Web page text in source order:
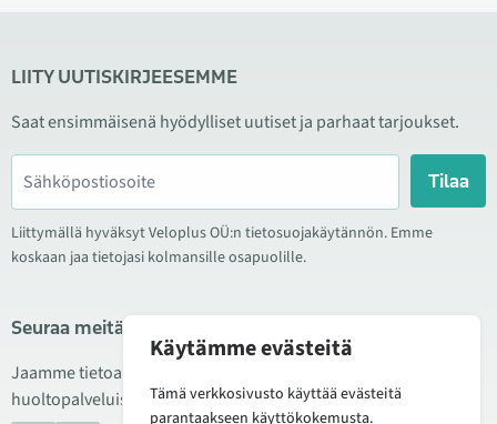
LIITY UUTISKIRJEESEMME
Saat ensimmäisenä hyödylliset uutiset ja parhaat tarjoukset.
Tilaa
Liittymällä hyväksyt Veloplus OÜ:n tietosuojakäytännön. Emme
koskaan jaa tietojasi kolmansille osapuolille.
Seuraa meitä sosiaalisessa mediassa
Jaamme tietoa hyvistä tarjouksista, uusista tuotteista ja
huoltopalveluista. Joskus julkaisemme myös tuote-esittelyjä.
Käytämme evästeitä
Tämä verkkosivusto käyttää evästeitä
parantaakseen käyttökokemusta.